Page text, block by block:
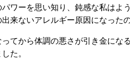
ワーを思い知り、鈍感な私はよ
来ないアレルギー原因になった
ってから体調の悪さが引き金にな
た。